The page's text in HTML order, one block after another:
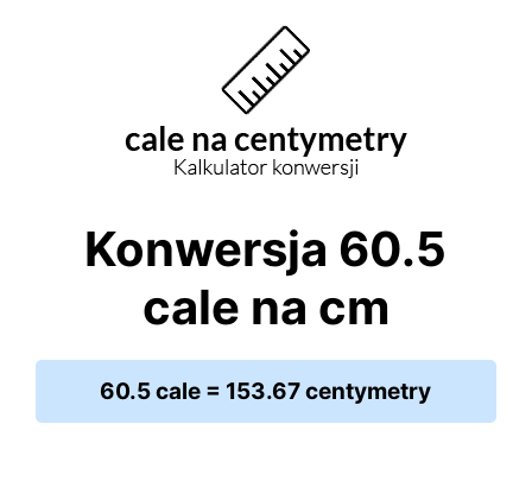
Konwersja 60.5
cale na cm
60.5 cale = 153.67 centymetry